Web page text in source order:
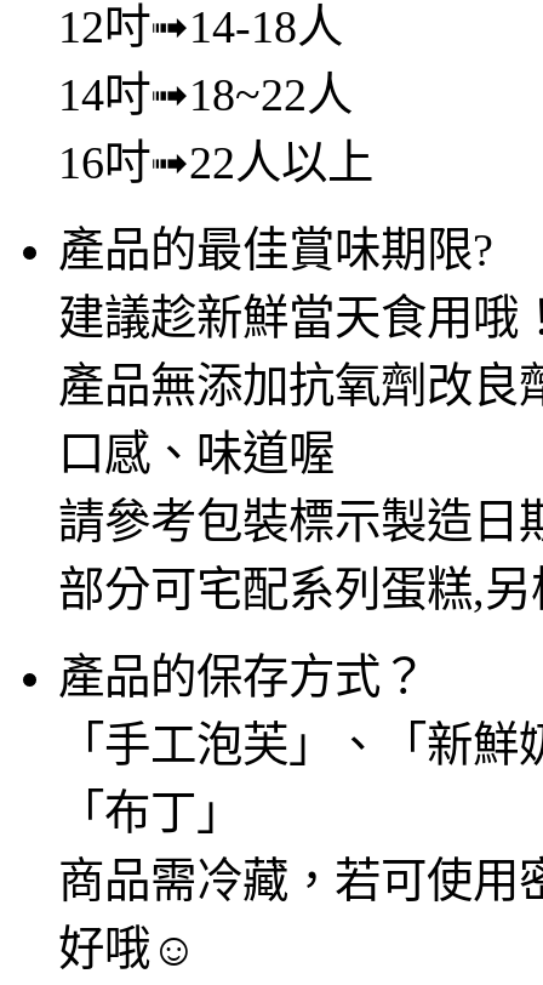
12吋➟14-18人
14吋➟18~22人
16吋➟22人以上
產品的最佳賞味期限?
建議趁新鮮當天食用哦
產品無添加抗氧劑改良
口感、味道喔
請參考包裝標示製造日
部分可宅配系列蛋糕,
產品的保存方式？
「手工泡芙」、「新
「布丁」
商品需冷藏，若可使用
好哦☺